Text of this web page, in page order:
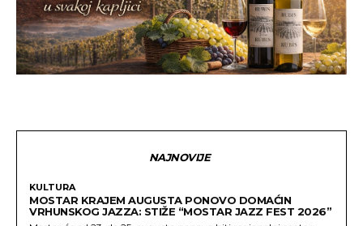
NAJNOVIJE
KULTURA
MOSTAR KRAJEM AUGUSTA PONOVO DOMAĆIN
VRHUNSKOG JAZZA: STIŽE “MOSTAR JAZZ FEST 2026”